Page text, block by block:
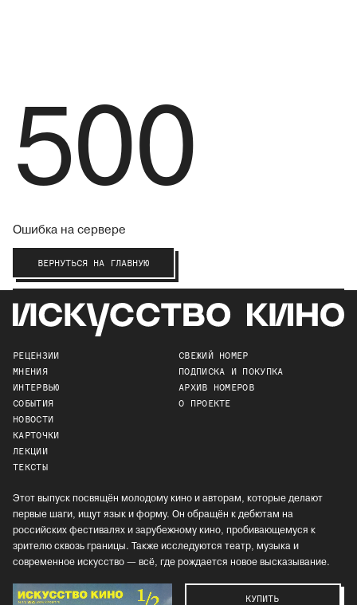
500
Ошибка на сервере
ВЕРНУТЬСЯ НА ГЛАВНУЮ
РЕЦЕНЗИИ
МНЕНИЯ
ИНТЕРВЬЮ
СОБЫТИЯ
НОВОСТИ
КАРТОЧКИ
ЛЕКЦИИ
ТЕКСТЫ
СВЕЖИЙ НОМЕР
ПОДПИСКА И ПОКУПКА
АРХИВ НОМЕРОВ
О ПРОЕКТЕ
Этот выпуск посвящён молодому кино и авторам, которые делают
первые шаги, ищут язык и форму. Он обращён к дебютам на
российских фестивалях и зарубежному кино, пробивающемуся к
зрителю сквозь границы. Также исследуются театр, музыка и
современное искусство — всё, где рождается новое высказывание.
КУПИТЬ